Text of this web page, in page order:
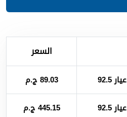
السعر
89.03 ج.م
445.15 ج.م